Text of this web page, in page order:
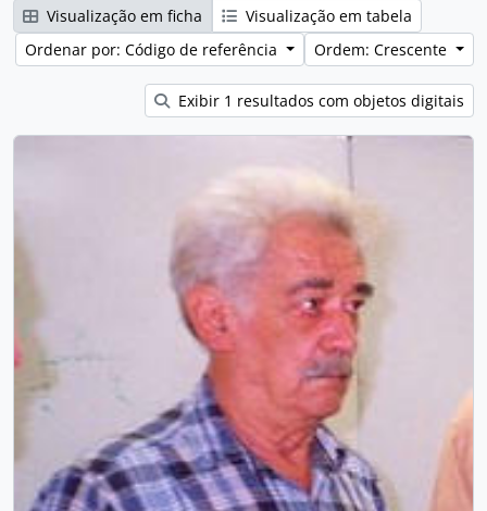
Visualização em ficha
Visualização em tabela
Ordenar por: Código de referência
Ordem: Crescente
Exibir 1 resultados com objetos digitais